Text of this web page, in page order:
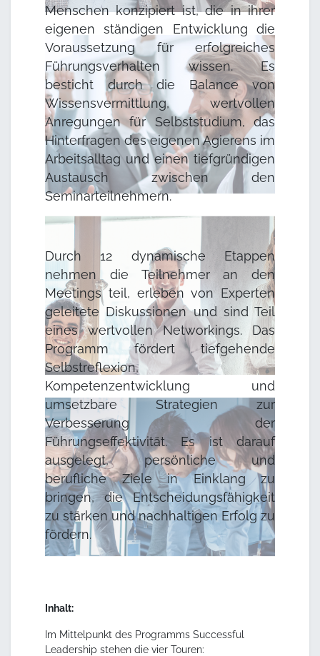
Menschen konzipiert ist, die in ihrer
eigenen ständigen Entwicklung die
Voraussetzung für erfolgreiches
Führungsverhalten wissen. Es
besticht durch die Balance von
Wissensvermittlung, wertvollen
Anregungen für Selbststudium, das
Hinterfragen des eigenen Agierens im
Arbeitsalltag und einen tiefgründigen
Austausch zwischen den
Seminarteilnehmern.
Durch 12 dynamische Etappen
nehmen die Teilnehmer an den
Meetings teil, erleben von Experten
geleitete Diskussionen und sind Teil
eines wertvollen Networkings. Das
Programm fördert tiefgehende
Selbstreflexion,
Kompetenzentwicklung und
umsetzbare Strategien zur
Verbesserung der
Führungseffektivität. Es ist darauf
ausgelegt, persönliche und
berufliche Ziele in Einklang zu
bringen, die Entscheidungsfähigkeit
zu stärken und nachhaltigen Erfolg zu
fördern.
Inhalt:
Im Mittelpunkt des Programms Successful
Leadership stehen die vier Touren: